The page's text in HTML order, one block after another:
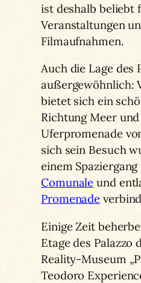
ist deshalb beliebt
Veranstaltungen
Filmaufnahmen.
Auch die Lage des
außergewöhnlich:
bietet sich ein
Richtung Meer
Uferpromenade
sich sein Besuch
einem
Comunale und
Promenade
Einige Zeit
Etage des Palazzo
Reality-Museum
Teodoro